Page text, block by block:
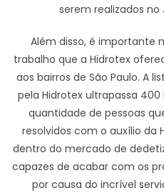
serem realizados no
Além disso, é importante
trabalho que a Hidrotex
aos bairros de São Paulo. A
pela Hidrotex ultrapassa
quantidade de pessoas
resolvidos com o auxílio da
dentro do mercado de
capazes de acabar com os
por causa do incrível